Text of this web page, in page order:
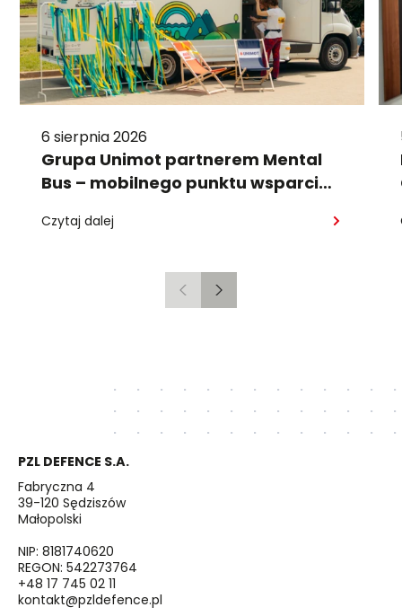
6 sierpnia 2026
Grupa Unimot partnerem Mental
Bus – mobilnego punktu wsparcia
Czytaj dalej
PoprzedniNastępny
PZL DEFENCE S.A.
Fabryczna 4
39-120 Sędziszów
Małopolski
NIP: 8181740620
REGON: 542273764
+48 17 745 02 11
kontakt@pzldefence.pl